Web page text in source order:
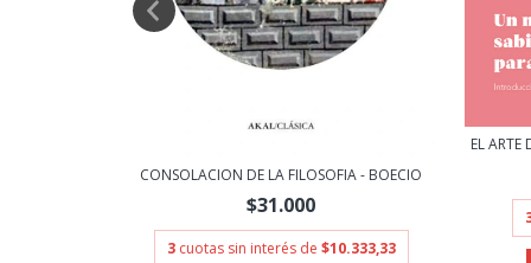
CONSOLACION DE LA FILOSOFIA - BOECIO
$31.000
3 cuotas sin interés de $10.333,33
EL ARTE